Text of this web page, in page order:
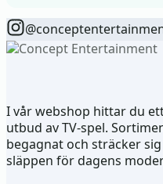
I vår webshop hittar du
utbud av TV-spel.
begagnat och sträcker
släppen för dagens